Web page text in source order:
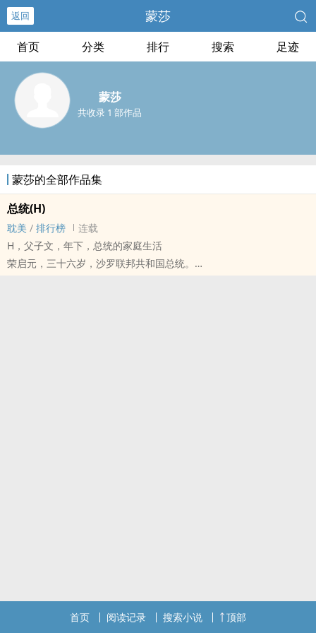
返回 蒙莎
首页 分类 排行 搜索 足迹
蒙莎
共收录 1 部作品
蒙莎的全部作品集
总统(H)
耽美 / 排行榜
连载
H，父子文，年下，总统的家庭生活
荣启元，三十六岁，沙罗联邦共和国总统。
首页 阅读记录 搜索小说 顶部